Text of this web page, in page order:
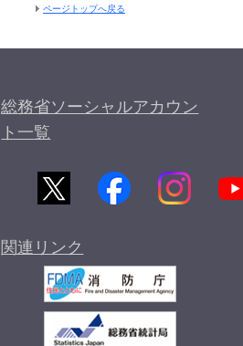
ページトップへ戻る
総務省ソーシャルアカウン
ト一覧
関連リンク